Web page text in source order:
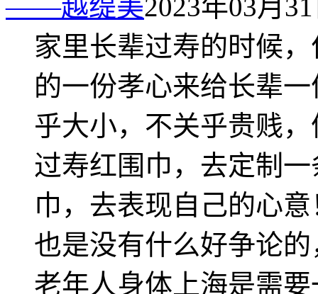
——越缇美2023年03月
家里长辈过寿的时候
的一份孝心来给长辈
乎大小，不关乎贵贱
过寿红围巾，去定制
巾，去表现自己的心
也是没有什么好争论
老年人身体上海是需